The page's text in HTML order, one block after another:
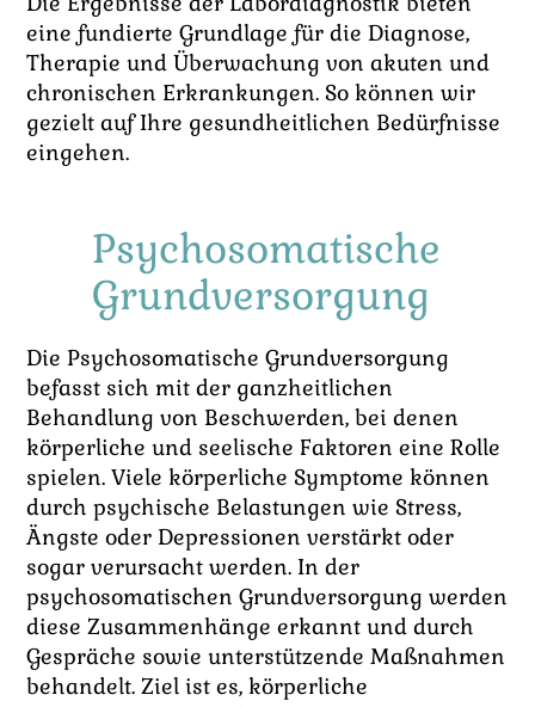
eine fundierte Grundlage für die Diagnose,
Therapie und Überwachung von akuten und
chronischen Erkrankungen. So können wir
gezielt auf Ihre gesundheitlichen Bedürfnisse
eingehen.
Psychosomatische
Grundversorgung
Die Psychosomatische Grundversorgung
befasst sich mit der ganzheitlichen
Behandlung von Beschwerden, bei denen
körperliche und seelische Faktoren eine Rolle
spielen. Viele körperliche Symptome können
durch psychische Belastungen wie Stress,
Ängste oder Depressionen verstärkt oder
sogar verursacht werden. In der
psychosomatischen Grundversorgung werden
diese Zusammenhänge erkannt und durch
Gespräche sowie unterstützende Maßnahmen
behandelt. Ziel ist es, körperliche